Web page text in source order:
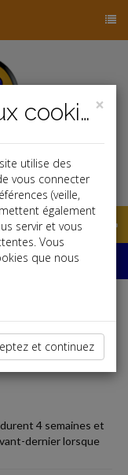
4 semaines et
dernier lorsque
×
Politique relative aux cookies
utilise des
vous connecter
(veille,
également
servir et vous
Vous
que nous
et continuez